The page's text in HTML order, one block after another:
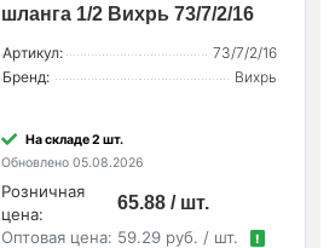
шланга 1/2 Вихрь 73/7/2/16
Артикул:
73/7/2/16
Бренд:
Вихрь
На складе 2 шт.
Обновлено 05.08.2026
Розничная
цена:
65.88 / шт.
Оптовая цена: 59.29 руб. / шт. !